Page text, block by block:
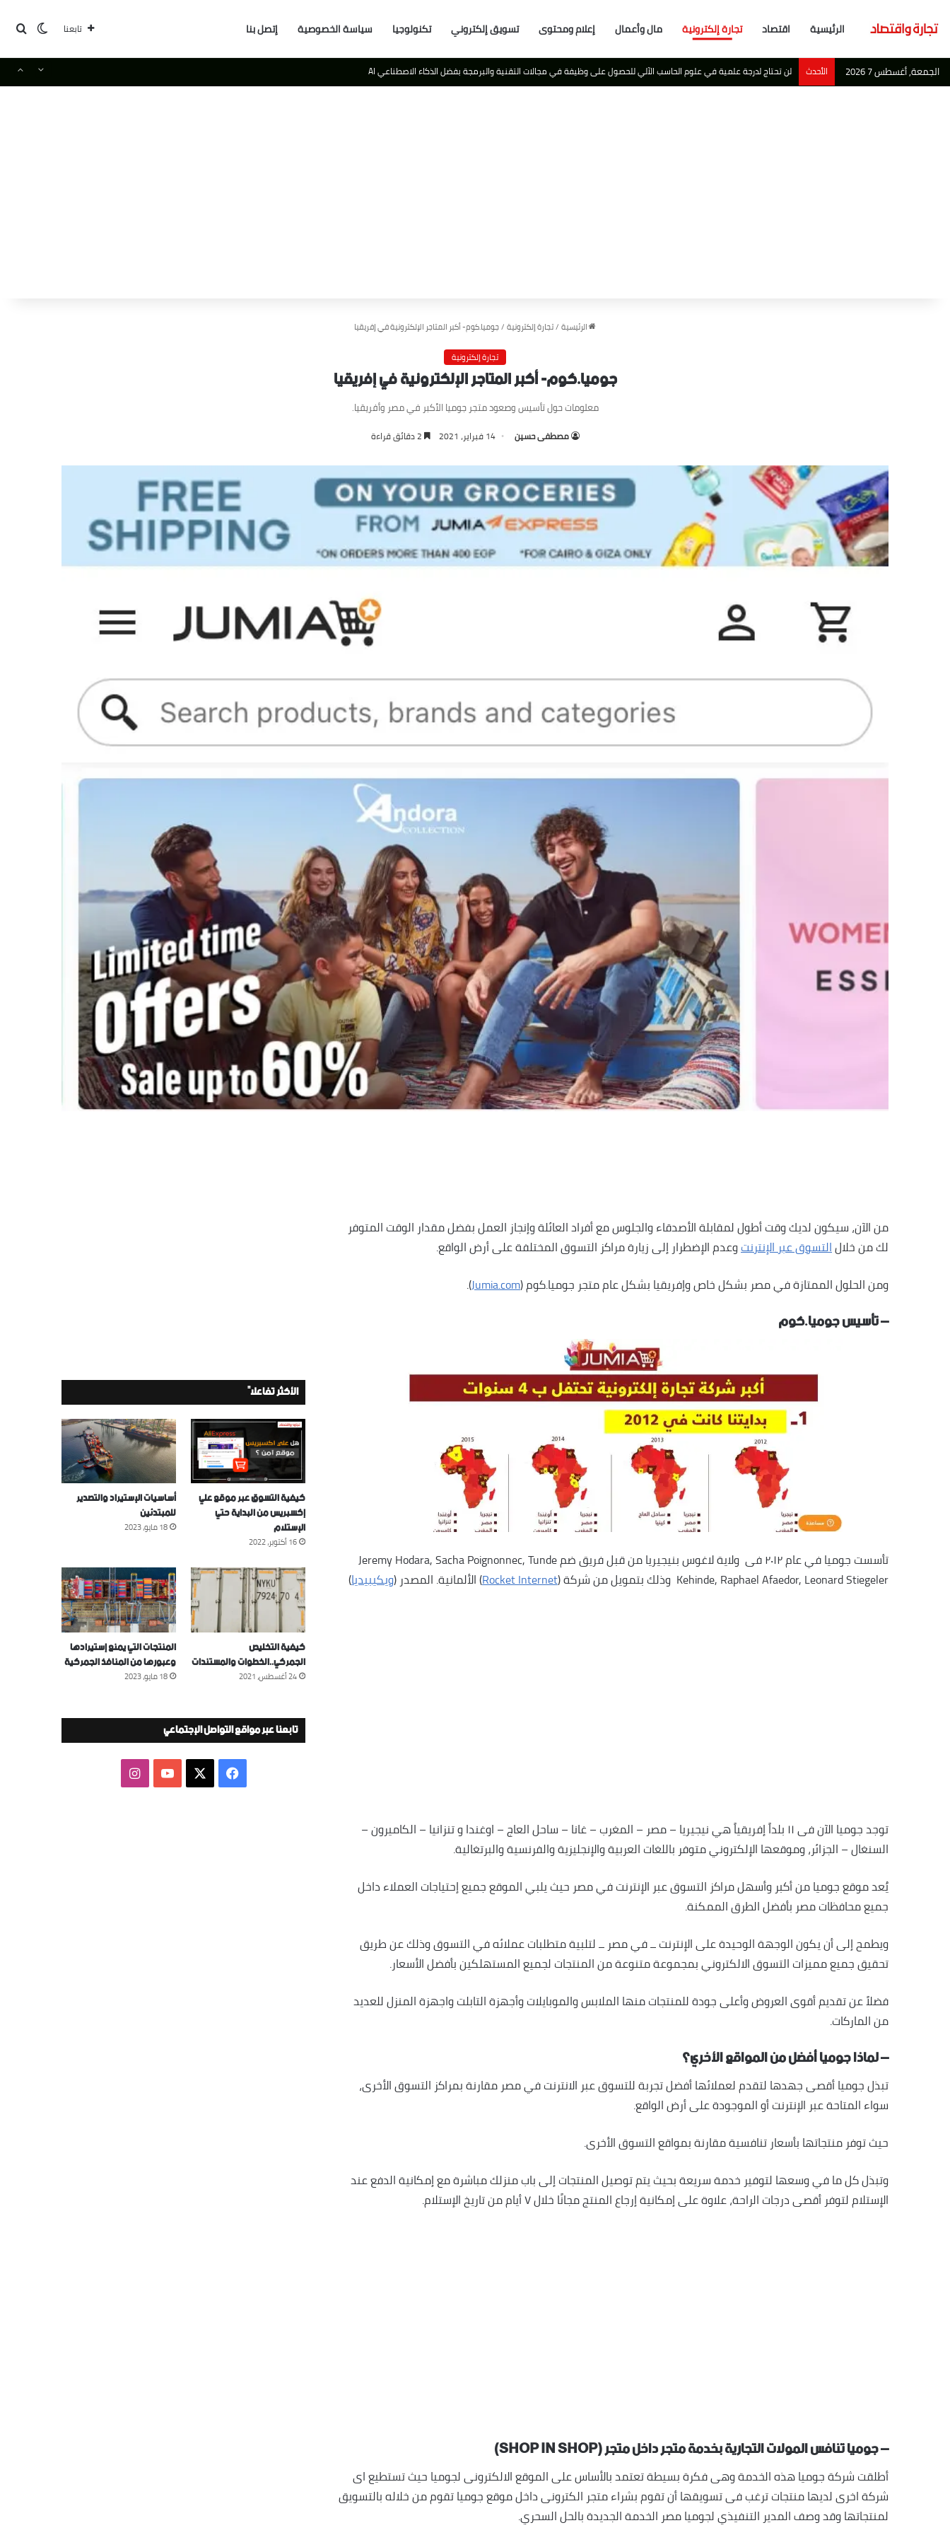
الرئيسية اقتصاد تجارة إلكترونية مال وأعمال إعلام ومحتوى تسويق إلكتروني تكنولوجيا سياسة الخصوصية إتصل بنا تابعنا الوضع
الجمعة, أغسطس 7 2026
الأحدث
أبو ظبي تصبح احدث ملاذ آمن لاهم مليارديرات العالم
الرئيسية /تجارة إلكترونية /جوميا.كوم- أكبر المتاجر الإلكترونية في إفريقيا
تجارة إلكترونية
جوميا.كوم- أكبر المتاجر الإلكترونية في إفريقيا
معلومات حول تأسيس وصعود متجر جوميا الأكبر في مصر وأفريقيا.
مصطفى حسين 14 فبراير، 2021
من الآن، سيكون لديك وقت أطول لمقابلة الأصدقاء والجلوس مع أفراد العائلة وإنجاز العمل بفضل مقدار الوقت المتوفر
لك من خلالالتسوق عبر الإنترنتوعدم الإضطرار إلى زيارة مراكز التسوق المختلفة على أرض الواقع.
ومن الحلول الممتازة في مصر بشكل خاص وإفريقيا بشكل عام متجر جوميا.كوم (Jumia.com
).
– تأسيس جوميا.كوم
تأسست جوميا في عام ٢٠١٢ فى ولاية لاغوس بنيجيريا من قبل فريق ضم Jeremy Hodara, Sacha Poignonnec, Tunde
Kehinde, Raphael Afaedor, Leonard Stiegeler وذلك بتمويل من شركة (
Rocket Internet) الألمانية. المصدر (ويكيبيديا)
توجد جوميا الآن فى ١١ بلداً إفريقياً هي نيجيريا – مصر – المغرب – غانا – ساحل العاج – اوغندا و تنزانيا – الكاميرون –
السنغال – الجزائر، وموقعها الإلكتروني متوفر باللغات العربية والإنجليزية والفرنسية والبرتغالية.
يُعد موقع جوميا من أكبر وأسهل مراكز التسوق عبر الإنترنت في مصر حيث يلبي الموقع جميع إحتياجات العملاء داخل
جميع محافظات مصر بأفضل الطرق الممكنة.
ويطمح إلى أن يكون الوجهة الوحيدة على الإنترنت ــ في مصر ــ لتلبية متطلبات عملائه في التسوق وذلك عن طريق
تحقيق جميع مميزات التسوق الالكتروني بمجموعة متنوعة من المنتجات لجميع المستهلكين بأفضل الأسعار.
فضلاً عن تقديم أقوى العروض وأعلى جودة للمنتجات منها الملابس والموبايلات وأجهزة التابلت واجهزة المنزل للعديد
من الماركات.
– لماذا جوميا أفضل من المواقع الأخري؟
تبذل جوميا أقصى جهدها لتقدم لعملائها أفضل تجربة للتسوق عبر الانترنت في مصر مقارنة بمراكز التسوق الأخرى،
سواء المتاحة عبر الإنترنت أو الموجودة على أرض الواقع.
حيث توفر منتجاتها بأسعار تنافسية مقارنة بمواقع التسوق الأخرى.
وتبذل كل ما في وسعها لتوفير خدمة سريعة بحيث يتم توصيل المنتجات إلى باب منزلك مباشرة مع إمكانية الدفع عند
الإستلام لتوفر أقصى درجات الراحة، علاوة على إمكانية إرجاع المنتج مجانًا خلال ٧ أيام من تاريخ الإستلام.
– جوميا تنافس المولات التجارية بخدمة متجر داخل متجر (SHOP IN SHOP)
أطلقت شركة جوميا هذه الخدمة وهى فكرة بسيطة تعتمد بالأساس على الموقع الالكترونى لجوميا حيث تستطيع اى
شركة اخرى لديها منتجات ترغب فى تسويقها أن تقوم بشراء متجر الكترونى داخل موقع جوميا تقوم من خلاله بالتسويق
لمنتجاتها وقد وصف المدير التنفيذي لجوميا مصر الخدمة الجديدة بالحل السحري.
الأكثر تفاعلاً
كيفية التسوق عبر موقع علي
إكسبريس من البداية حتي
الإستلام
16 أكتوبر، 2022
أساسيات الإستيراد والتصدير
للمبتدئين
18 مايو، 2023
كيفية التخليص
الجمركي..الخطوات والمستندات
24 أغسطس، 2021
المنتجات التي يمنع إستيرادها
وعبورها من المنافذ الجمركية
18 مايو، 2023
تابعنا عبر مواقع التواصل الإجتماعي
فيسبوك ‫YouTubeانستقرام